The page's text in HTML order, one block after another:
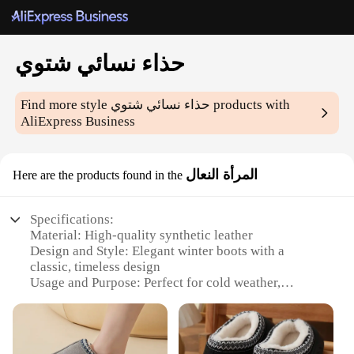
حذاء نسائي شتوي
Find more style حذاء نسائي شتوي products with
AliExpress Business
Here are the products found in the المرأة النعال
Specifications:
Material: High-quality synthetic leather
Design and Style: Elegant winter boots with a
classic, timeless design
Usage and Purpose: Perfect for cold weather,
Typical Adaptive Scenario: Ideal for snowy or icy
conditions
Shape or Size or Weight or Quantity: Available in a